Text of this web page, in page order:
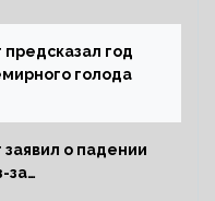
год
голода
о падении
за